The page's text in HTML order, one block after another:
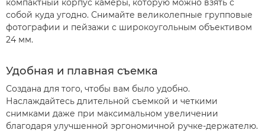
компактный корпус камеры, которую можно взять с
собой куда угодно. Снимайте великолепные групповые
фотографии и пейзажи с широкоугольным объективом
24 мм.
Удобная и плавная съемка
Создана для того, чтобы вам было удобно.
Наслаждайтесь длительной съемкой и четкими
снимками даже при максимальном увеличении
благодаря улучшенной эргономичной ручке-держателю.